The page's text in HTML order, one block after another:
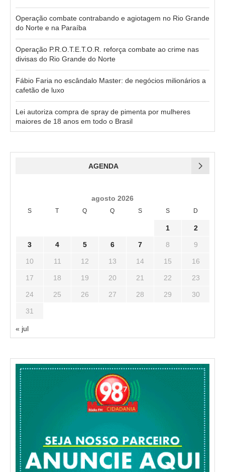
Operação combate contrabando e agiotagem no Rio Grande
do Norte e na Paraíba
Operação P.R.O.T.E.T.O.R. reforça combate ao crime nas
divisas do Rio Grande do Norte
Fábio Faria no escândalo Master: de negócios milionários a
cafetão de luxo
Lei autoriza compra de spray de pimenta por mulheres
maiores de 18 anos em todo o Brasil
AGENDA
agosto 2026
S T Q Q S S D
1 2
3 4 5 6 7 8 9
10 11 12 13 14 15 16
17 18 19 20 21 22 23
24 25 26 27 28 29 30
31
« jul